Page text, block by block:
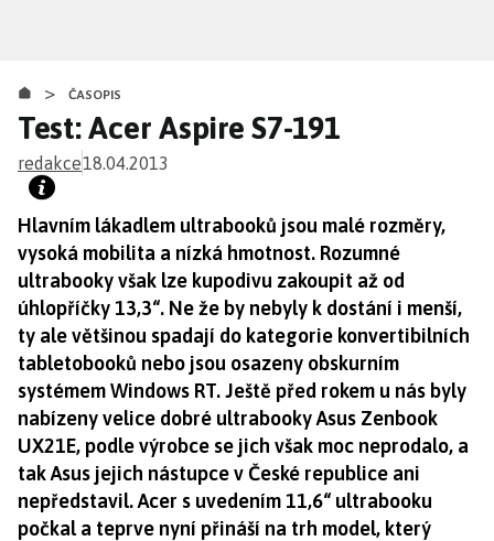
obsahu
> ČASOPIS
Test: Acer Aspire S7-191
redakce18.04.2013
Hlavním lákadlem ultrabooků jsou malé rozměry,
vysoká mobilita a nízká hmotnost. Rozumné
ultrabooky však lze kupodivu zakoupit až od
úhlopříčky 13,3“. Ne že by nebyly k dostání i menší,
ty ale většinou spadají do kategorie konvertibilních
tabletobooků nebo jsou osazeny obskurním
systémem Windows RT. Ještě před rokem u nás byly
nabízeny velice dobré ultrabooky Asus Zenbook
UX21E, podle výrobce se jich však moc neprodalo, a
tak Asus jejich nástupce v České republice ani
nepředstavil. Acer s uvedením 11,6“ ultrabooku
počkal a teprve nyní přináší na trh model, který